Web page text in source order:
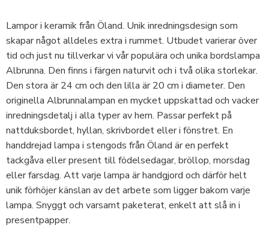
Lampor i keramik från Öland. Unik inredningsdesign som
skapar något alldeles extra i rummet. Utbudet varierar över
tid och just nu tillverkar vi vår populära och unika bordslampa
Albrunna. Den finns i färgen naturvit och i två olika storlekar.
Den stora är 24 cm och den lilla är 20 cm i diameter. Den
originella Albrunnalampan en mycket uppskattad och vacker
inredningsdetalj i alla typer av hem. Passar perfekt på
nattduksbordet, hyllan, skrivbordet eller i fönstret. En
handdrejad lampa i stengods från Öland är en perfekt
tackgåva eller present till födelsedagar, bröllop, morsdag
eller farsdag. Att varje lampa är handgjord och därför helt
unik förhöjer känslan av det arbete som ligger bakom varje
lampa. Snyggt och varsamt paketerat, enkelt att slå in i
presentpapper.